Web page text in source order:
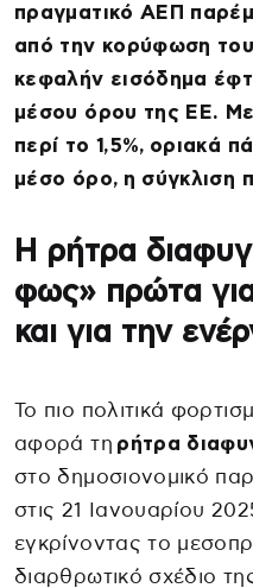
πραγματικό ΑΕΠ
από την κορύφωση
κεφαλήν εισόδημα
μέσου όρου της ΕΕ.
περί το 1,5%, οριακά
μέσο όρο, η σύγκλιση
Η ρήτρα
φως» πρώτα
και για την
Το πιο πολιτικά
αφορά τη ρήτρα
στο δημοσιονομικό
στις 21 Ιανουαρίου
εγκρίνοντας το
διαρθρωτικό σχέδιο